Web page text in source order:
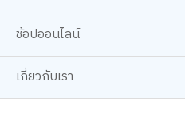
ช้อปออนไลน์
เกี่ยวกับเรา